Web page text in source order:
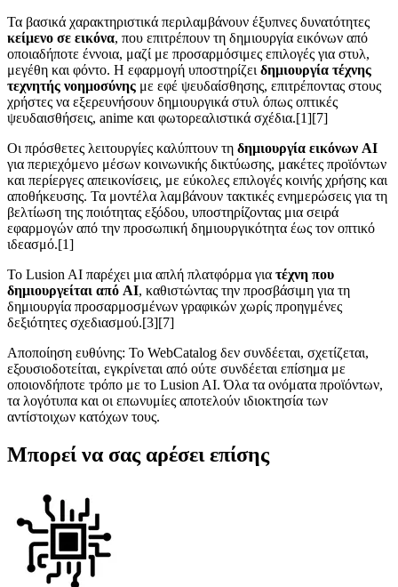
Τα βασικά χαρακτηριστικά περιλαμβάνουν έξυπνες δυνατότητες
κείμενο σε εικόνα, που επιτρέπουν τη δημιουργία εικόνων από
οποιαδήποτε έννοια, μαζί με προσαρμόσιμες επιλογές για στυλ,
μεγέθη και φόντο. Η εφαρμογή υποστηρίζει δημιουργία τέχνης
τεχνητής νοημοσύνης με εφέ ψευδαίσθησης, επιτρέποντας στους
χρήστες να εξερευνήσουν δημιουργικά στυλ όπως οπτικές
ψευδαισθήσεις, anime και φωτορεαλιστικά σχέδια.[1][7]
Οι πρόσθετες λειτουργίες καλύπτουν τη δημιουργία εικόνων AI
για περιεχόμενο μέσων κοινωνικής δικτύωσης, μακέτες προϊόντων
και περίεργες απεικονίσεις, με εύκολες επιλογές κοινής χρήσης και
αποθήκευσης. Τα μοντέλα λαμβάνουν τακτικές ενημερώσεις για τη
βελτίωση της ποιότητας εξόδου, υποστηρίζοντας μια σειρά
εφαρμογών από την προσωπική δημιουργικότητα έως τον οπτικό
ιδεασμό.[1]
Το Lusion AI παρέχει μια απλή πλατφόρμα για τέχνη που
δημιουργείται από AI, καθιστώντας την προσβάσιμη για τη
δημιουργία προσαρμοσμένων γραφικών χωρίς προηγμένες
δεξιότητες σχεδιασμού.[3][7]
Αποποίηση ευθύνης: Το WebCatalog δεν συνδέεται, σχετίζεται,
εξουσιοδοτείται, εγκρίνεται από ούτε συνδέεται επίσημα με
οποιονδήποτε τρόπο με το Lusion AI. Όλα τα ονόματα προϊόντων,
τα λογότυπα και οι επωνυμίες αποτελούν ιδιοκτησία των
αντίστοιχων κατόχων τους.
Μπορεί να σας αρέσει επίσης